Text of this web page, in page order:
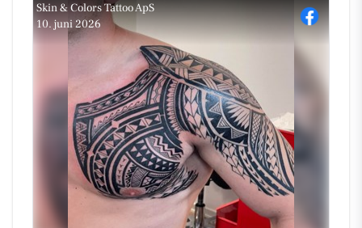
Skin & Colors Tattoo ApS
10. juni 2026